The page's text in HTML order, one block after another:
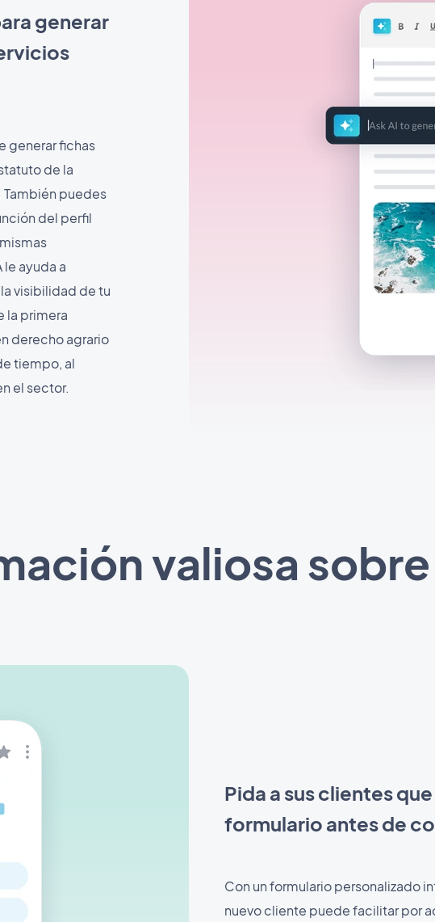
generar
generar fichas
de la
puedes
del perfil
ayuda a
visibilidad de tu
la primera
derecho agrario
tiempo, al
el sector.
valiosa
Pida a sus clientes
formulario antes de
Con un formulario personalizado
nuevo cliente puede facilitar por